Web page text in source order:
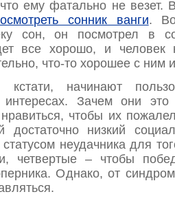
ему фатально не везет.
сонник ванги.
сон, он посмотрел в
все хорошо, и человек
что-то хорошее с ним
начинают
Зачем они
чтобы их
достаточно низкий
неудачника для
четвертые – чтобы
Однако, от